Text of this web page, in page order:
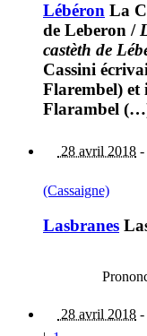
Lébéron La
de Leberon /
castèth de
Cassini
Flarembel) et
Flarambel
28 avril 2018 -
(Cassaigne)
Lasbranes
28 avril 2018 -